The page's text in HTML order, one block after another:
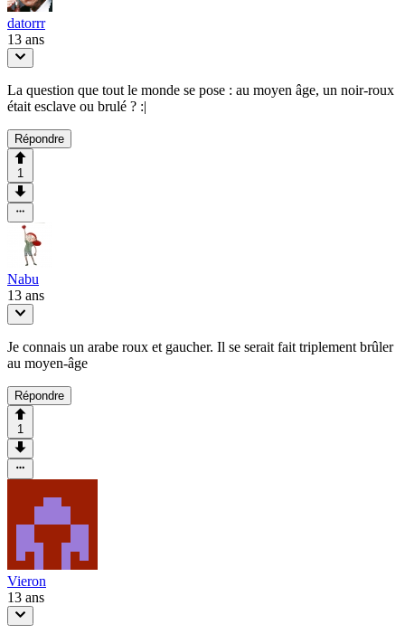
datorrr
13 ans
La question que tout le monde se pose : au moyen âge, un noir-roux
était esclave ou brulé ? :|
Répondre
1
Nabu
13 ans
Je connais un arabe roux et gaucher. Il se serait fait triplement brûler
au moyen-âge
Répondre
1
Vieron
13 ans